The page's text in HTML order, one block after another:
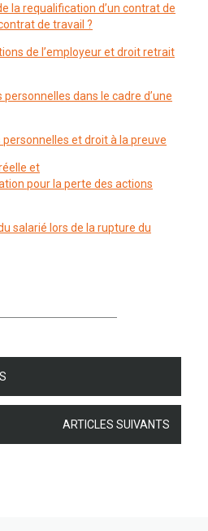
la requalification d’un contrat de
de travail ?
de l’employeur et droit retrait
dans le cadre d’une
personnelles et droit à la preuve
et
pour la perte des actions
salarié lors de la rupture du
ARTICLES SUIVANTS